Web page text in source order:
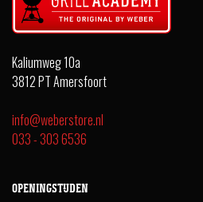
Kaliumweg 10a
3812 PT Amersfoort
info@weberstore.nl
033 - 303 6536
OPENINGSTIJDEN